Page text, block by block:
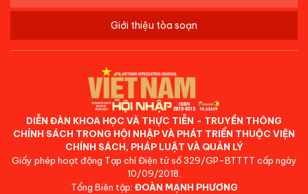
Giới thiệu tòa soạn
DIỄN ĐÀN KHOA HỌC VÀ THỰC TIỄN - TRUYỀN THÔNG
CHÍNH SÁCH TRONG HỘI NHẬP VÀ PHÁT TRIỂN THUỘC VIỆN
CHÍNH SÁCH, PHÁP LUẬT VÀ QUẢN LÝ
Giấy phép hoạt động Tạp chí Điện tử số 329/GP-BTTTT cấp ngày
10/09/2018.
Tổng Biên tập: ĐOÀN MẠNH PHƯƠNG